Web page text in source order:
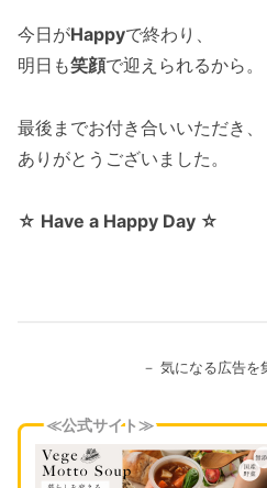
今日がHappyで終わり、
明日も笑顔で迎えられるから。
最後までお付き合いいただき、
ありがとうございました。
☆ Have a Happy Day ☆
－ 気になる広告を
≪公式サイト≫